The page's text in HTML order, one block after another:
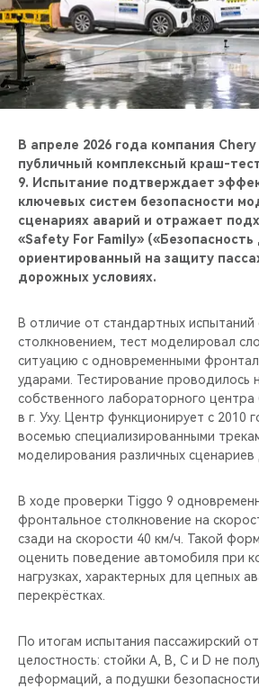
CHERY И СПОРТ
НАШИ МЕРОПРИЯТИЯ
ВИДЕООБЗОРЫ
CHERY ДЛЯ ДЕТЕЙ
В апреле 2026 года компания
публичный комплексный краш-
9. Испытание подтверждает
ключевых систем безопасности
сценариях аварий и отражает
«Safety For Family» («Безопасность
ориентированный на защиту
дорожных условиях.
В отличие от стандартных
столкновением, тест моделировал
ситуацию с одновременными
ударами. Тестирование проводилось
собственного лабораторного центра
в г. Уху. Центр функционирует с 2010
восемью специализированными
моделирования различных сценариев
В ходе проверки Tiggo 9
фронтальное столкновение на
сзади на скорости 40 км/ч. Такой
оценить поведение автомобиля при
нагрузках, характерных для цепных
перекрёстках.
По итогам испытания пассажирский
целостность: стойки A, B, C и D не
деформаций, а подушки